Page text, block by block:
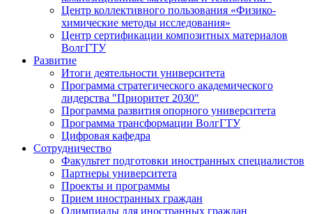
Центр коллективного пользования «Физико-
химические методы исследования»
Центр сертификации композитных материалов
ВолгГТУ
Развитие
Итоги деятельности университета
Программа стратегического академического
лидерства "Приоритет 2030"
Программа развития опорного университета
Программа трансформации ВолгГТУ
Цифровая кафедра
Сотрудничество
Факультет подготовки иностранных специалистов
Партнеры университета
Проекты и программы
Прием иностранных граждан
Олимпиады для иностранных граждан